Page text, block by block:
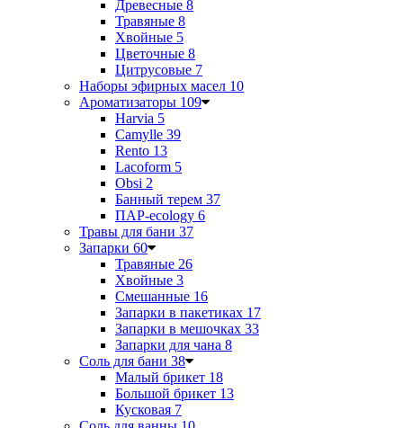
Древесные 8
Травяные 8
Хвойные 5
Цветочные 8
Цитрусовые 7
Наборы эфирных масел 10
Ароматизаторы 109
Harvia 5
Camylle 39
Rento 13
Lacoform 5
Obsi 2
Банный терем 37
ПАР-ecology 6
Травы для бани 37
Запарки 60
Травяные 26
Хвойные 3
Смешанные 16
Запарки в пакетиках 17
Запарки в мешочках 33
Запарки для чана 8
Соль для бани 38
Малый брикет 18
Большой брикет 13
Кусковая 7